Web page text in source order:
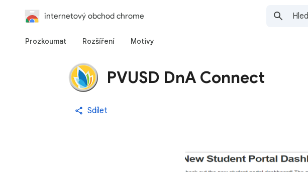
internetový obchod chrome
Prozkoumat Rozšíření Motivy
PVUSD DnA Connect
Sdílet